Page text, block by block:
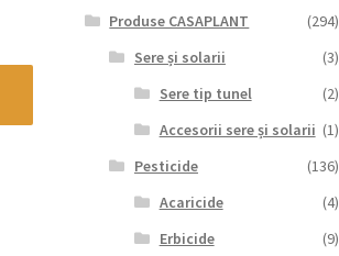
Produse CASAPLANT
(294)
Sere și solarii
(3)
Sere tip tunel
(2)
Accesorii sere și solarii (1)
Pesticide
(136)
Acaricide
(4)
Erbicide
(9)